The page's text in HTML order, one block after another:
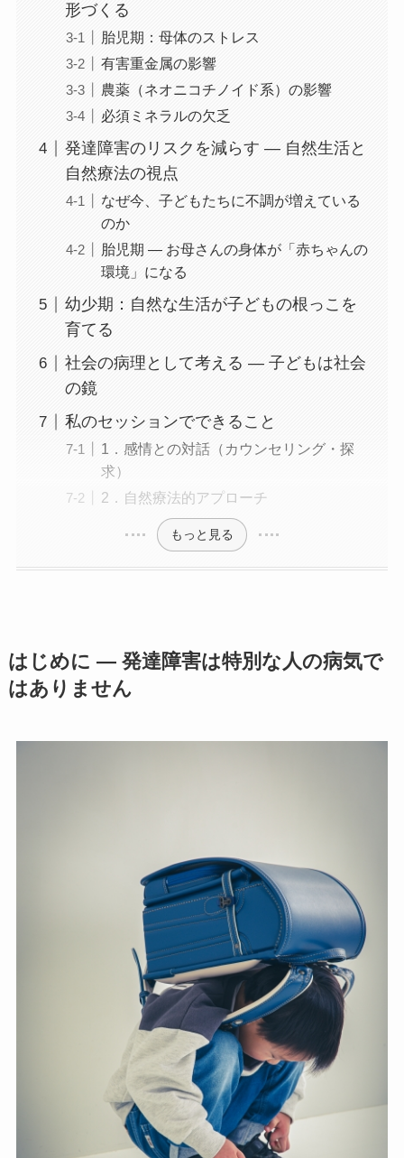
形づくる
胎児期：母体のストレス
有害重金属の影響
農薬（ネオニコチノイド系）の影響
必須ミネラルの欠乏
発達障害のリスクを減らす ― 自然生活と
自然療法の視点
なぜ今、子どもたちに不調が増えている
のか
胎児期 ― お母さんの身体が「赤ちゃんの
環境」になる
幼少期：自然な生活が子どもの根っこを
育てる
社会の病理として考える ― 子どもは社会
の鏡
私のセッションでできること
1．感情との対話（カウンセリング・探
求）
2．自然療法的アプローチ
もっと見る
はじめに ― 発達障害は特別な人の病気で
はありません